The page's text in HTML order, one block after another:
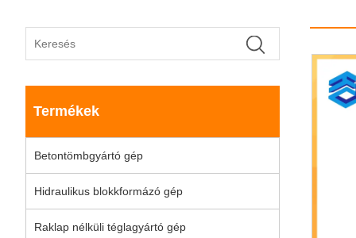
Termékek
Betontömbgyártó gép
Hidraulikus blokkformázó gép
Raklap nélküli téglagyártó gép